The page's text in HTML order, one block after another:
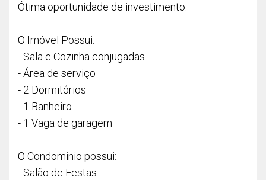
Ótima oportunidade de investimento.
O Imóvel Possui:
- Sala e Cozinha conjugadas
- Área de serviço
- 2 Dormitórios
- 1 Banheiro
- 1 Vaga de garagem
O Condominio possui:
- Salão de Festas